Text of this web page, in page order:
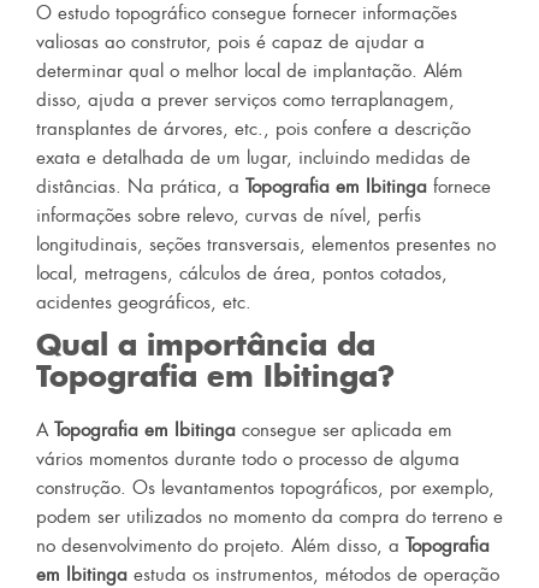
O estudo topográfico consegue fornecer informações
valiosas ao construtor, pois é capaz de ajudar a
determinar qual o melhor local de implantação. Além
disso, ajuda a prever serviços como terraplanagem,
transplantes de árvores, etc., pois confere a descrição
exata e detalhada de um lugar, incluindo medidas de
distâncias. Na prática, a Topografia em Ibitinga fornece
informações sobre relevo, curvas de nível, perfis
longitudinais, seções transversais, elementos presentes no
local, metragens, cálculos de área, pontos cotados,
acidentes geográficos, etc.
Qual a importância da
Topografia em Ibitinga?
A Topografia em Ibitinga consegue ser aplicada em
vários momentos durante todo o processo de alguma
construção. Os levantamentos topográficos, por exemplo,
podem ser utilizados no momento da compra do terreno e
no desenvolvimento do projeto. Além disso, a Topografia
em Ibitinga estuda os instrumentos, métodos de operação